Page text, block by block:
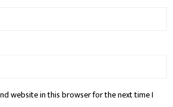
website in this browser for the next time I